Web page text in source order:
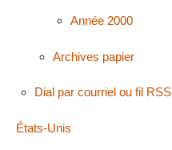
Année 2000
Archives papier
Dial par courriel ou fil RSS
États-Unis